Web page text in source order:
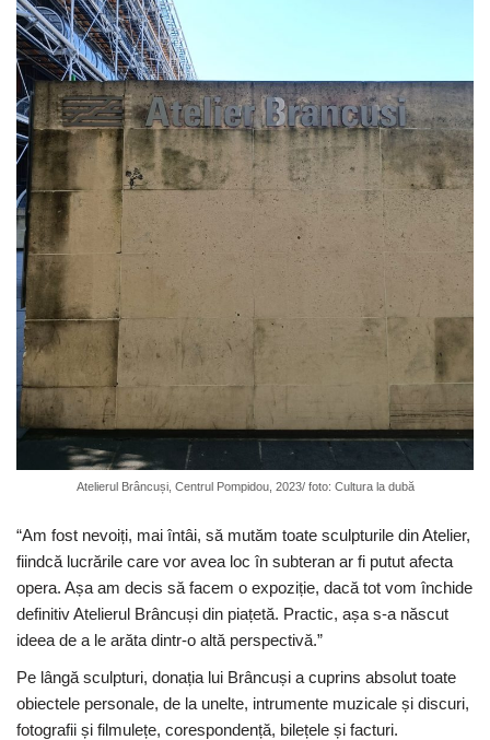
Atelierul Brâncuși, Centrul Pompidou, 2023/ foto: Cultura la dubă
“Am fost nevoiți, mai întâi, să mutăm toate sculpturile din Atelier,
fiindcă lucrările care vor avea loc în subteran ar fi putut afecta
opera. Așa am decis să facem o expoziție, dacă tot vom închide
definitiv Atelierul Brâncuși din piațetă. Practic, așa s-a născut
ideea de a le arăta dintr-o altă perspectivă.”
Pe lângă sculpturi, donația lui Brâncuși a cuprins absolut toate
obiectele personale, de la unelte, intrumente muzicale și discuri,
fotografii și filmulețe, corespondență, bilețele și facturi.